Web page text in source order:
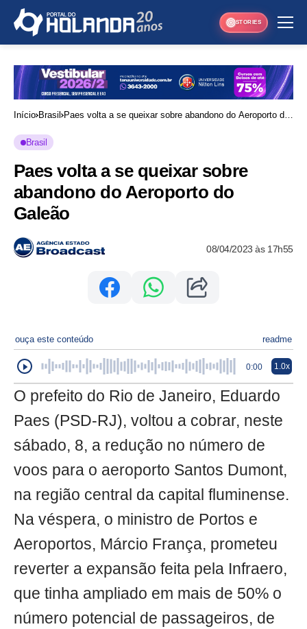
STORIES
Início Brasil
Paes volta a se queixar sobre abandono do Aeroporto do
Brasil
Paes volta a se queixar sobre
abandono do Aeroporto do
Galeão
08/04/2023 às 17h55
ouça este conteúdo readme
0:00 1.0x
O prefeito do Rio de Janeiro, Eduardo
Paes (PSD-RJ), voltou a cobrar, neste
sábado, 8, a redução no número de
voos para o aeroporto Santos Dumont,
na região central da capital fluminense.
Na véspera, o ministro de Portos e
Aeroportos, Márcio França, prometeu
reverter a expansão feita pela Infraero,
que tinha ampliado em mais de 50% o
número potencial de passageiros, de